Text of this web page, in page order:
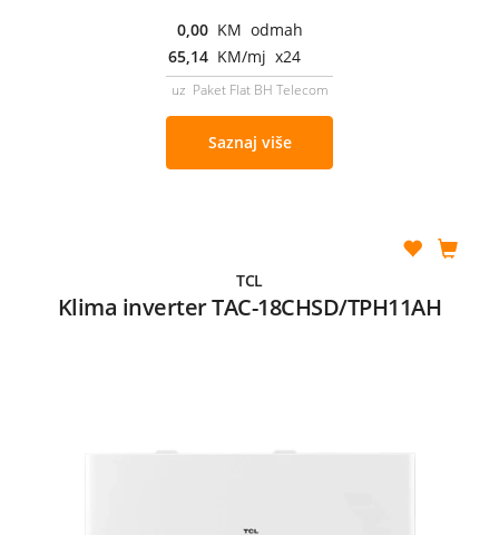
0,00 KM odmah
65,14 KM/mj x24
uz Paket Flat BH Telecom
Saznaj više
TCL
Klima inverter TAC-18CHSD/TPH11AH